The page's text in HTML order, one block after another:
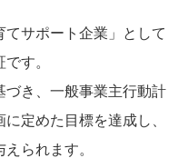
てサポート企業」として
す。
づき、一般事業主行動計
定めた目標を達成し、
られます。